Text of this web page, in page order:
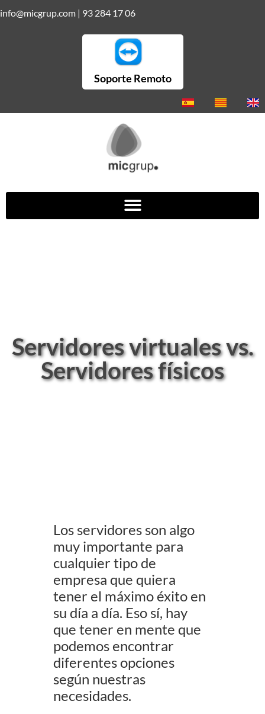
info@micgrup.com | 93 284 17 06
Soporte Remoto
Servidores virtuales vs.
Servidores físicos
Los servidores son algo
muy importante para
cualquier tipo de
empresa que quiera
tener el máximo éxito en
su día a día. Eso sí, hay
que tener en mente que
podemos encontrar
diferentes opciones
según nuestras
necesidades.